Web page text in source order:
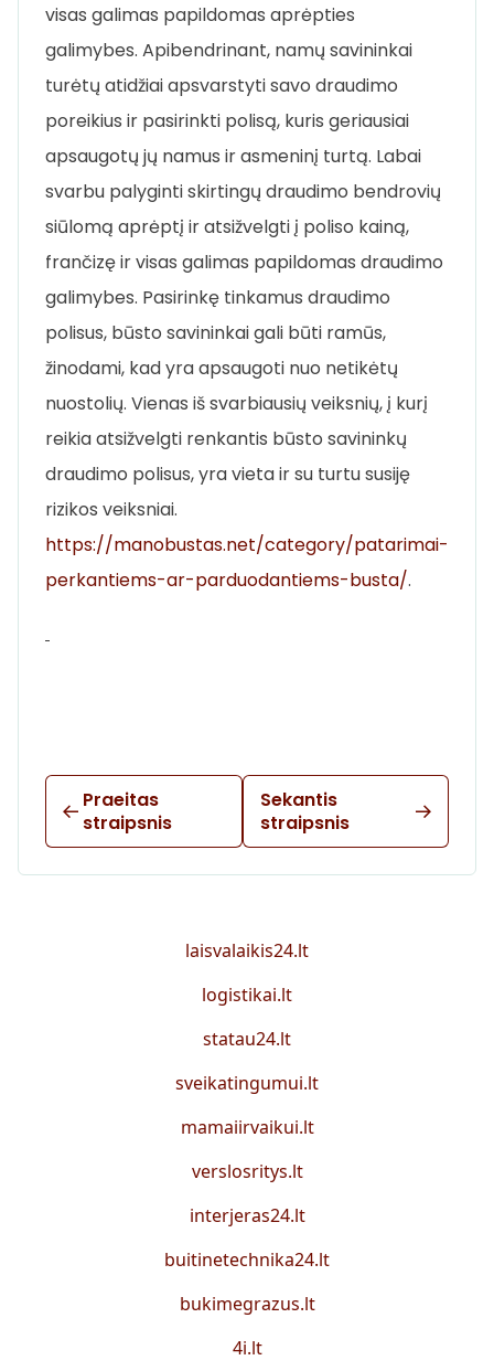
visas galimas papildomas aprėpties
galimybes. Apibendrinant, namų savininkai
turėtų atidžiai apsvarstyti savo draudimo
poreikius ir pasirinkti polisą, kuris geriausiai
apsaugotų jų namus ir asmeninį turtą. Labai
svarbu palyginti skirtingų draudimo bendrovių
siūlomą aprėptį ir atsižvelgti į poliso kainą,
frančizę ir visas galimas papildomas draudimo
galimybes. Pasirinkę tinkamus draudimo
polisus, būsto savininkai gali būti ramūs,
žinodami, kad yra apsaugoti nuo netikėtų
nuostolių. Vienas iš svarbiausių veiksnių, į kurį
reikia atsižvelgti renkantis būsto savininkų
draudimo polisus, yra vieta ir su turtu susiję
rizikos veiksniai.
https://manobustas.net/category/patarimai-
perkantiems-ar-parduodantiems-busta/.
Praeitas
straipsnis
Sekantis
straipsnis
laisvalaikis24.lt
logistikai.lt
statau24.lt
sveikatingumui.lt
mamaiirvaikui.lt
verslosritys.lt
interjeras24.lt
buitinetechnika24.lt
bukimegrazus.lt
4i.lt